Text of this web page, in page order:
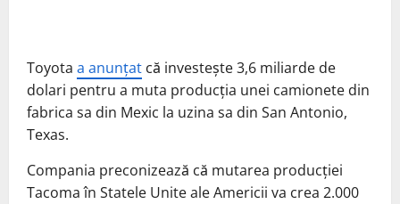
Toyota a anunțat că investește 3,6 miliarde de
dolari pentru a muta producția unei camionete din
fabrica sa din Mexic la uzina sa din San Antonio,
Texas.
Compania preconizează că mutarea producției
Tacoma în Statele Unite ale Americii va crea 2.000